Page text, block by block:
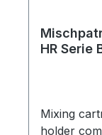
HR Serie
Mixing
holder